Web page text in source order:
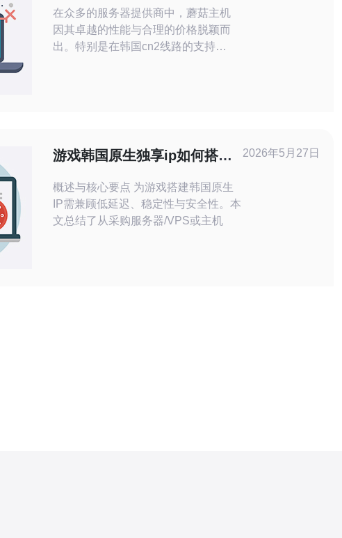
在众多的服务器提供商中，蘑菇主机
因其卓越的性能与合理的价格脱颖而
出。特别是在韩国cn2线路的支持
以及用户的真实反馈，帮助您在选择
服务器时做出明智的决策。
游戏韩国原生独享ip如何搭建
署
概述与核心要点 为游戏搭建韩国原生
IP需兼顾低延迟、稳定性与安全性。本
文总结了从采购服务器/VPS或主机
2026年5月27日